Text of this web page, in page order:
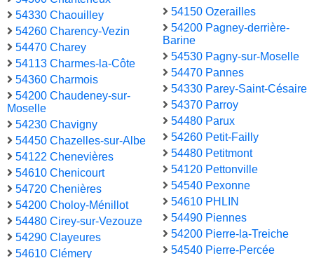
54330 Chaouilley
54260 Charency-Vezin
54470 Charey
54113 Charmes-la-Côte
54360 Charmois
54200 Chaudeney-sur-
Moselle
54230 Chavigny
54450 Chazelles-sur-Albe
54122 Chenevières
54610 Chenicourt
54720 Chenières
54200 Choloy-Ménillot
54480 Cirey-sur-Vezouze
54290 Clayeures
54610 Clémery
54150 Ozerailles
54200 Pagney-derrière-
Barine
54530 Pagny-sur-Moselle
54470 Pannes
54330 Parey-Saint-Césaire
54370 Parroy
54480 Parux
54260 Petit-Failly
54480 Petitmont
54120 Pettonville
54540 Pexonne
54610 PHLIN
54490 Piennes
54200 Pierre-la-Treiche
54540 Pierre-Percée